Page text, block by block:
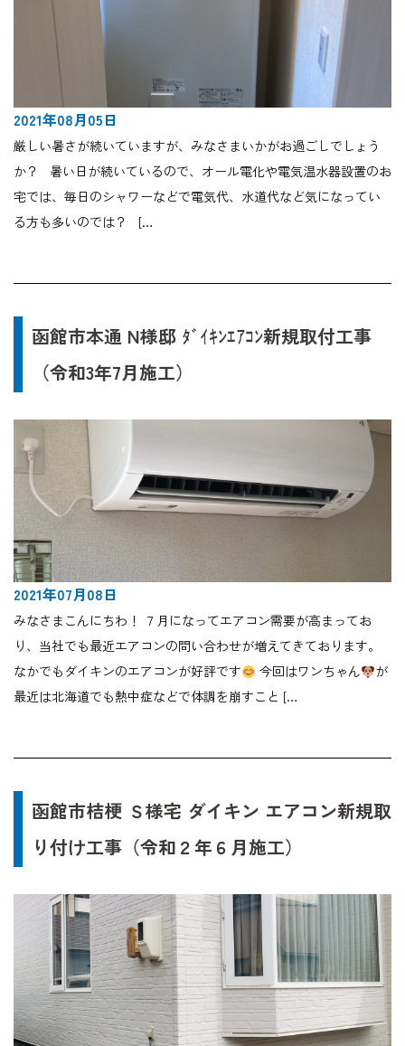
2021年08月05日
厳しい暑さが続いていますが、みなさまいかがお過ごしでしょう
か？ 暑い日が続いているので、オール電化や電気温水器設置のお
宅では、毎日のシャワーなどで電気代、水道代など気になってい
る方も多いのでは？ […
函館市本通 N様邸 ﾀﾞｲｷﾝｴｱｺﾝ新規取付工事
（令和3年7月施工）
2021年07月08日
みなさまこんにちわ！ ７月になってエアコン需要が高まってお
り、当社でも最近エアコンの問い合わせが増えてきております。
なかでもダイキンのエアコンが好評です
今回はワンちゃん
が
最近は北海道でも熱中症などで体調を崩すこと […
函館市桔梗 Ｓ様宅 ダイキン エアコン新規取
り付け工事（令和２年６月施工）